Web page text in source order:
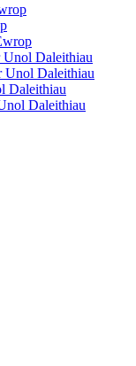
Daleithiau
Unol Daleithiau
Daleithiau
Daleithiau